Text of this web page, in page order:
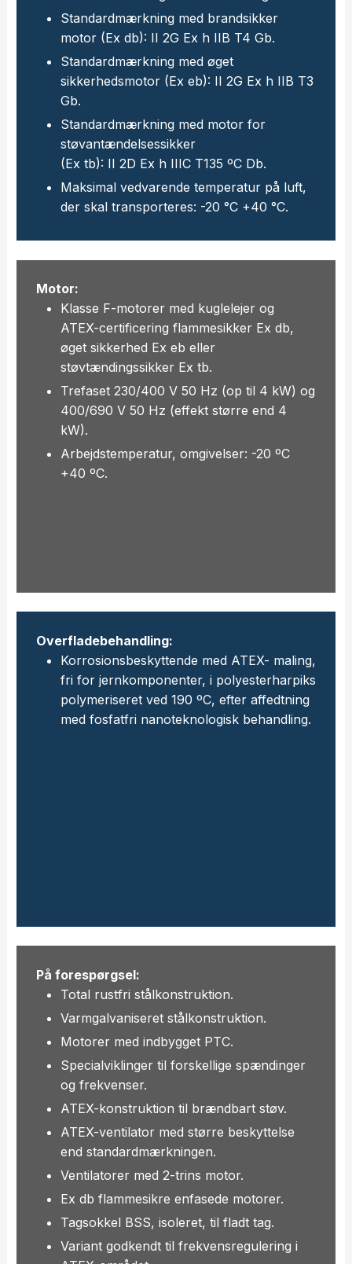
Standardmærkning med brandsikker
motor (Ex db): II 2G Ex h IIB T4 Gb.
Standardmærkning med øget
sikkerhedsmotor (Ex eb): II 2G Ex h IIB T3
Gb.
Standardmærkning med motor for
støvantændelsessikker
​(Ex tb): II 2D Ex h IIIC T135 ºC Db.
Maksimal vedvarende temperatur på luft,
der skal transporteres: -20 °C +40 °C.
Motor:
Klasse F-motorer med kuglelejer og
ATEX-certificering flammesikker Ex db,
øget sikkerhed Ex eb eller
støvtændingssikker Ex tb.
Trefaset 230/400 V 50 Hz (op til 4 kW) og
400/690 V 50 Hz (effekt større end 4
kW).
Arbejdstemperatur, omgivelser: -20 ºC
+40 ºC.
Overfladebehandling:
Korrosionsbeskyttende med ATEX- maling,
fri for jernkomponenter, i polyesterharpiks
polymeriseret ved 190 ºC, efter affedtning
med fosfatfri nanoteknologisk behandling.
På forespørgsel:
Total rustfri stålkonstruktion.
Varmgalvaniseret stålkonstruktion.
Motorer med indbygget PTC.
Specialviklinger til forskellige spændinger
og frekvenser.
ATEX-konstruktion til brændbart støv.
ATEX-ventilator med større beskyttelse
end standardmærkningen.
Ventilatorer med 2-trins motor.
Ex db flammesikre enfasede motorer.
Tagsokkel BSS, isoleret, til fladt tag.
Variant godkendt til frekvensregulering i